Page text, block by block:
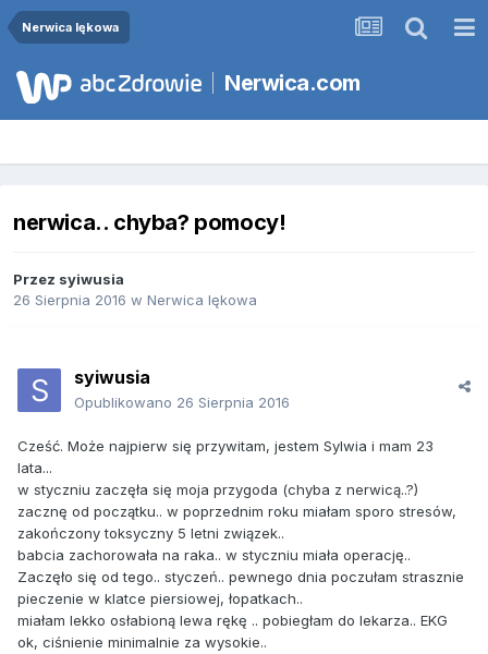
Nerwica lękowa
Nerwica.com
nerwica.. chyba? pomocy!
Przez syiwusia
26 Sierpnia 2016 w Nerwica lękowa
syiwusia
Opublikowano 26 Sierpnia 2016
Cześć. Może najpierw się przywitam, jestem Sylwia i mam 23
lata...
w styczniu zaczęła się moja przygoda (chyba z nerwicą..?)
zacznę od początku.. w poprzednim roku miałam sporo stresów,
zakończony toksyczny 5 letni związek..
babcia zachorowała na raka.. w styczniu miała operację..
Zaczęło się od tego.. styczeń.. pewnego dnia poczułam strasznie
pieczenie w klatce piersiowej, łopatkach..
miałam lekko osłabioną lewa rękę .. pobiegłam do lekarza.. EKG
ok, ciśnienie minimalnie za wysokie..